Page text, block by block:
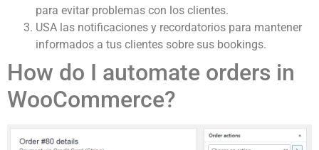
para evitar problemas con los clientes.
USA las notificaciones y recordatorios para mantener
informados a tus clientes sobre sus bookings.
How do I automate orders in
WooCommerce?